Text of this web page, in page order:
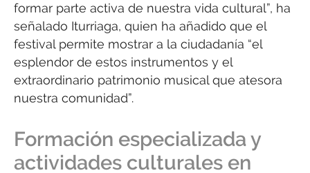
formar parte activa de nuestra vida cultural”, ha
señalado Iturriaga, quien ha añadido que el
festival permite mostrar a la ciudadanía “el
esplendor de estos instrumentos y el
extraordinario patrimonio musical que atesora
nuestra comunidad”.
Formación especializada y
actividades culturales en